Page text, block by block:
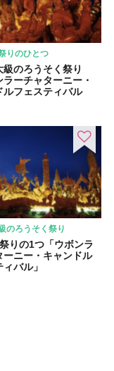
りのひとつ
級のろうそく祭り
ラーチャターニー・
ルフェスティバル
のろうそく祭り
りの1つ「ウボンラ
ーニー・キャンドル
バル」